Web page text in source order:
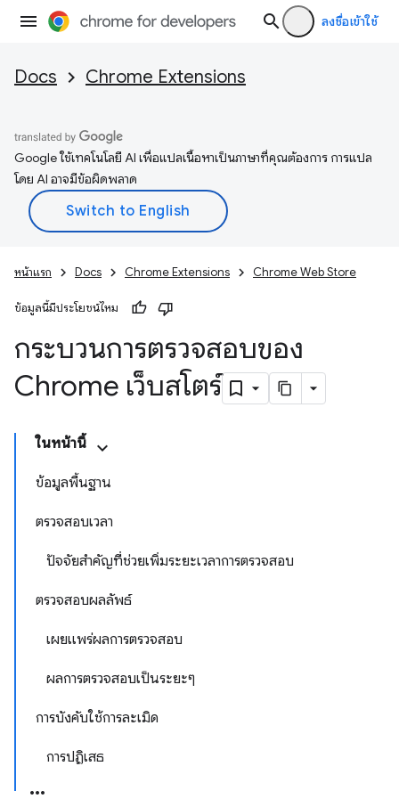
ลงชื่อเข้าใช้
Docs Chrome Extensions
Google ใช้เทคโนโลยี AI เพื่อแปลเนื้อหาเป็นภาษาที่คุณต้องการ การแปล
โดย AI อาจมีข้อผิดพลาด
หน้าแรก Docs Chrome Extensions Chrome Web Store
ข้อมูลนี้มีประโยชน์ไหม
กระบวนการตรวจสอบของ
Chrome เว็บสโตร์
ในหน้านี้
ข้อมูลพื้นฐาน
ตรวจสอบเวลา
ปัจจัยสำคัญที่ช่วยเพิ่มระยะเวลาการตรวจสอบ
ตรวจสอบผลลัพธ์
เผยแพร่ผลการตรวจสอบ
ผลการตรวจสอบเป็นระยะๆ
การบังคับใช้การละเมิด
การปฏิเสธ